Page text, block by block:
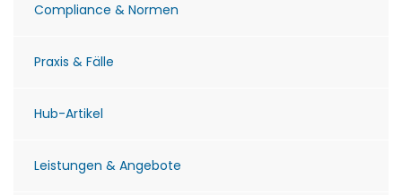
Compliance & Normen
Praxis & Fälle
Hub-Artikel
Leistungen & Angebote